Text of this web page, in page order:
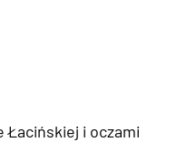
Łacińskiej i oczami